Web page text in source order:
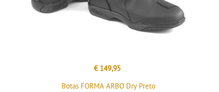
€ 149,95
Botas FORMA ARBO Dry Preto